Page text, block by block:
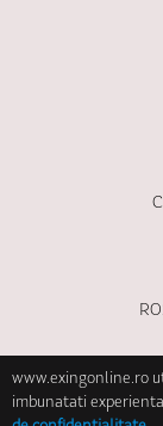
www.exingonline.ro
imbunatati